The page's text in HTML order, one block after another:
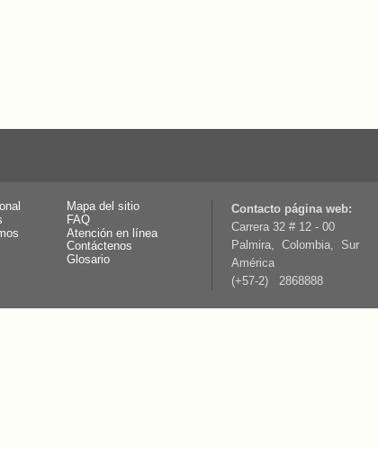
Mapa del sitio
FAQ
Atención en línea
Contáctenos
Glosario
Contacto página web:
Carrera 32 # 12 - 00
Palmira, Colombia, Sur
América
(+57-2) 2868888